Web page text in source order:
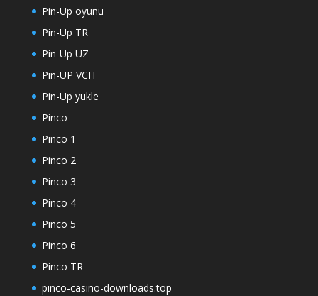
Pin-Up oyunu
Pin-Up TR
Pin-Up UZ
Pin-UP VCH
Pin-Up yukle
Pinco
Pinco 1
Pinco 2
Pinco 3
Pinco 4
Pinco 5
Pinco 6
Pinco TR
pinco-casino-downloads.top